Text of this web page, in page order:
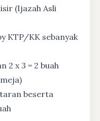
(Ijazah Asli
KTP/KK sebanyak
2 x 3 = 2 buah
beserta